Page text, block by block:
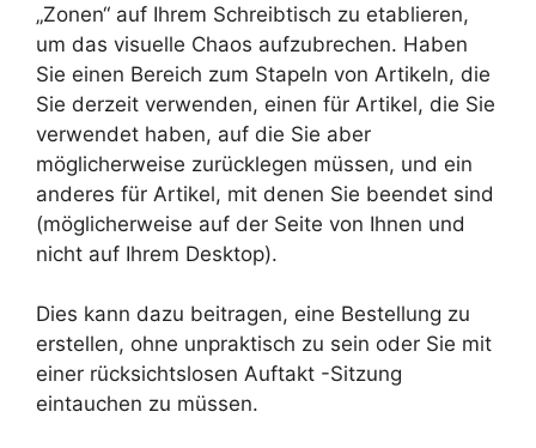
„Zonen“ auf Ihrem Schreibtisch zu etablieren,
um das visuelle Chaos aufzubrechen. Haben
Sie einen Bereich zum Stapeln von Artikeln, die
Sie derzeit verwenden, einen für Artikel, die Sie
verwendet haben, auf die Sie aber
möglicherweise zurücklegen müssen, und ein
anderes für Artikel, mit denen Sie beendet sind
(möglicherweise auf der Seite von Ihnen und
nicht auf Ihrem Desktop).
Dies kann dazu beitragen, eine Bestellung zu
erstellen, ohne unpraktisch zu sein oder Sie mit
einer rücksichtslosen Auftakt -Sitzung
eintauchen zu müssen.